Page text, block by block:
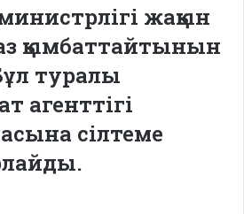
жақын
қымбаттайтынын
туралы
агенттігі
сілтеме